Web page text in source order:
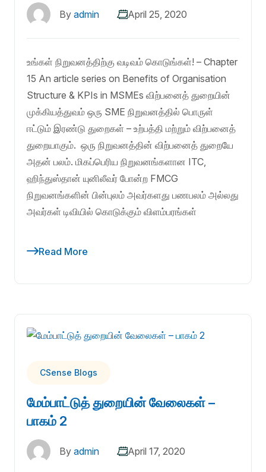
By admin April 25, 2020
உங்கள் நிறுவனத்திற்கு வடிவம் கொடுங்கள்! – Chapter
15 An article series on Benefits of Organisation
Structure & KPIs in MSMEs விற்பனைத் துறையின்
முக்கியத்துவம் ஒரு SME நிறுவனத்தில் பொருள்
ஈட்டும் இரண்டு துறைகள் – உற்பத்தி மற்றும் விற்பனைத்
துறையாகும். ஒரு நிறுவனத்தின் விற்பனைத் துறையே
அதன் பலம். மிகப்பெரிய நிறுவனங்களான ITC,
ஹிந்துஸ்தான் யுனிலீவர் போன்ற FMCG
நிறுவனங்களின் பின்புலம் அவர்களது பணபலம் அல்லது
அவர்கள் டிவியில் கொடுக்கும் விளம்பரங்கள்
Read More
CSense Blogs
மேம்பாட்டுத் துறையின் வேலைகள் –
பாகம் 2
By admin April 17, 2020